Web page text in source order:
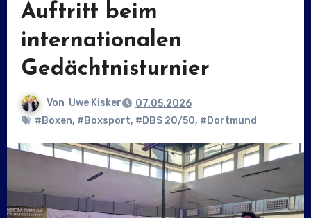
Auftritt beim
internationalen
Gedächtnisturnier
Von Uwe Kisker
07.05.2026
#Boxen, #Boxsport, #DBS 20/50, #Dortmund